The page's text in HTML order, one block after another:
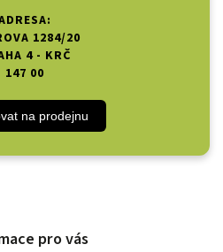
1284/20
4 - KRČ
147 00
na prodejnu
pro vás